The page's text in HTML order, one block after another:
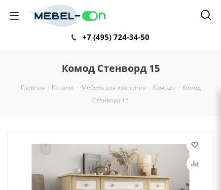
+7 (495) 724-34-50
Комод Стенворд 15
Главная - Каталог - Мебель для хранения - Комоды - Комод
Стенворд 15